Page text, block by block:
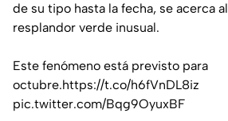
de su tipo hasta la fecha, se acerca al
resplandor verde inusual.
Este fenómeno está previsto para
octubre.https://t.co/h6fVnDL8iz
pic.twitter.com/Bqg9OyuxBF